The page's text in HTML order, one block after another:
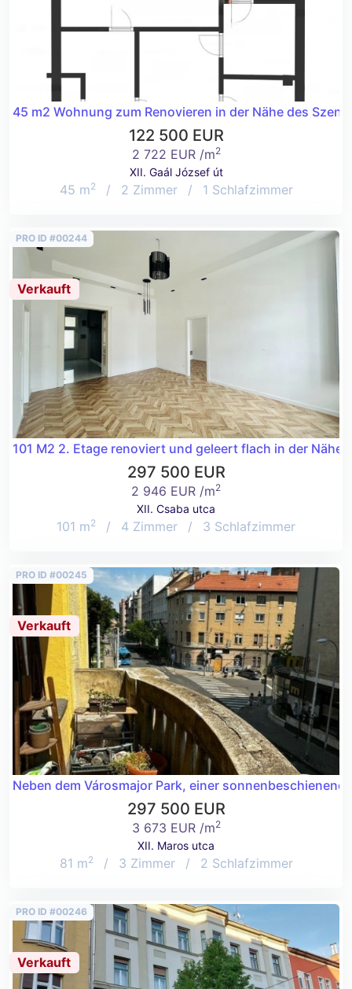
45 m2 Wohnung zum Renovieren in der Nähe des
122 500 EUR
2 722 EUR /m2
XII. Gaál József út
45 m2 / 2 Zimmer / 1 Schlafzimmer
PRO ID #00244
Verkauft
101 M2 2. Etage renoviert und geleert flach in der Nähe
297 500 EUR
2 946 EUR /m2
XII. Csaba utca
101 m2 / 4 Zimmer / 3 Schlafzimmer
PRO ID #00245
Verkauft
Neben dem Városmajor Park, einer
297 500 EUR
3 673 EUR /m2
XII. Maros utca
81 m2 / 3 Zimmer / 2 Schlafzimmer
PRO ID #00246
Verkauft